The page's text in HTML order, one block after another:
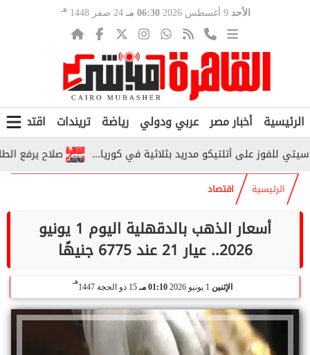
الأحد 9 أغسطس 2026 06:30 مـ 24 صفر 1448 هـ
الرئيسية أخبار مصر عربي ودولي رياضة تريندات اقتصاد
صلاح يرفع الطلب على أتلتيكو مدريد بثلاثية في كوريا...
الرئيسية اقتصاد
أسعار الذهب بالدقهلية اليوم 1 يونيو
2026.. عيار 21 عند 6775 جنيهًا
الإثنين 01:10 مـ 15 ذو الحجة 1447
هـ